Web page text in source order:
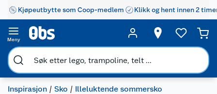
Kjøpeutbytte som Coop-medlem Klikk og hent innen 2
Meny
Inspirasjon Sko Illeluktende sommersko